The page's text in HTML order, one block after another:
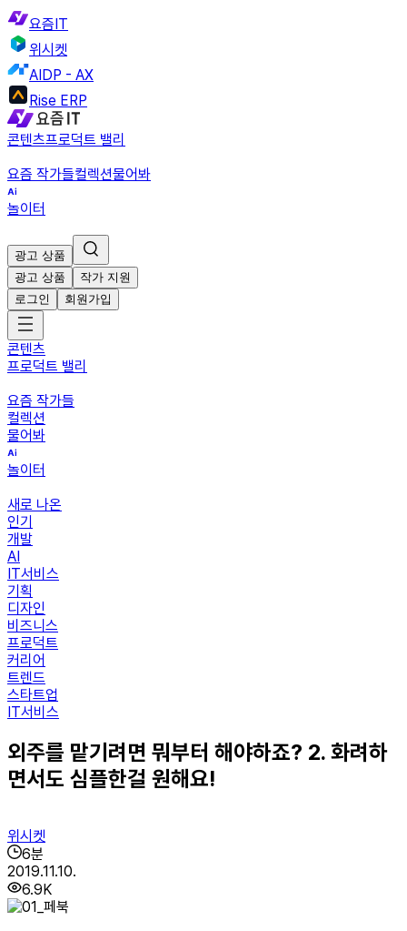
요즘IT
위시켓
AIDP - AX
Rise ERP
콘텐츠프로덕트 밸리
요즘 작가들컬렉션물어봐
놀이터
광고 상품
광고 상품
작가 지원
로그인
회원가입
콘텐츠
프로덕트 밸리
요즘 작가들
컬렉션
물어봐
놀이터
새로 나온
인기
개발
AI
IT서비스
기획
디자인
비즈니스
프로덕트
커리어
트렌드
스타트업
IT서비스
외주를 맡기려면 뭐부터 해야하죠? 2. 화려하
면서도 심플한걸 원해요!
위시켓
6분
2019.11.10.
6.9K